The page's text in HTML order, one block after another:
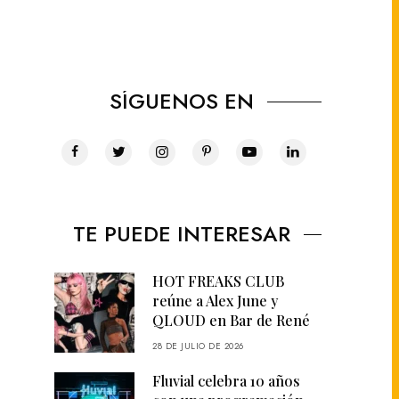
SÍGUENOS EN
TE PUEDE INTERESAR
HOT FREAKS CLUB
reúne a Alex June y
QLOUD en Bar de René
28 DE JULIO DE 2026
Fluvial celebra 10 años